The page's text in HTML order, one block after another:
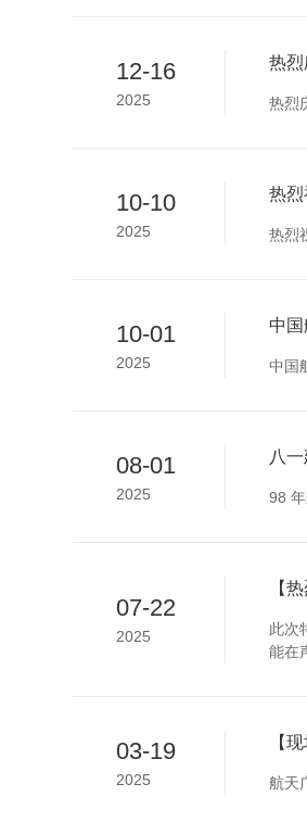
12-16
2025
热
热烈
10-10
2025
热
热烈
10-01
2025
中
中国
08-01
2025
八
98
07-22
2025
【
此次
能在
03-19
2025
【
航天